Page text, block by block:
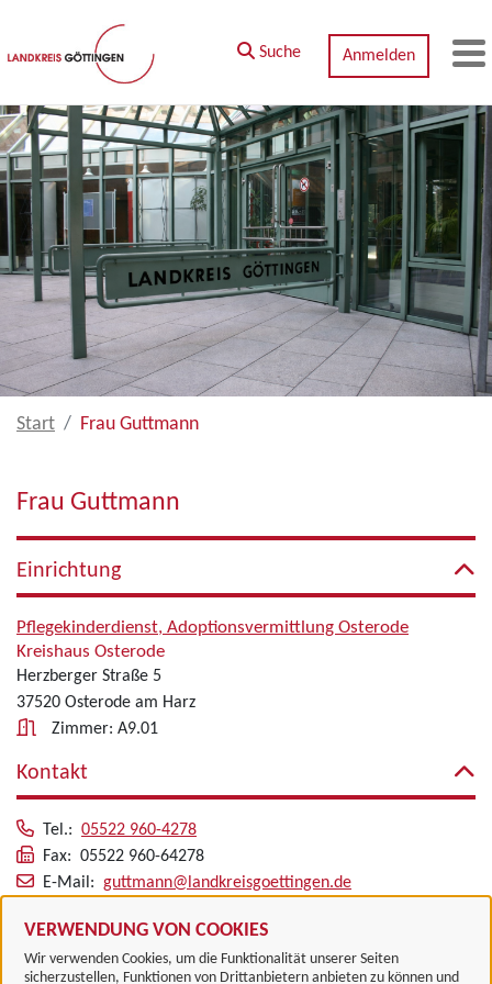
Zum Hauptinhalt springen
VERWENDUNG VON COOKIES
Wir verwenden Cookies, um die Funktionalität unserer Seiten
sicherzustellen, Funktionen von Drittanbietern anbieten zu können und
Suche Anmelden
Start Frau Guttmann
Frau Guttmann
Einrichtung
Pflegekinderdienst, Adoptionsvermittlung Osterode
Kreishaus Osterode
Herzberger Straße 5
37520 Osterode am Harz
Zimmer: A9.01
Kontakt
Tel.: 05522 960-4278
Fax: 05522 960-64278
E-Mail: guttmann@landkreisgoettingen.de
Alle zugeordneten Einrichtungen